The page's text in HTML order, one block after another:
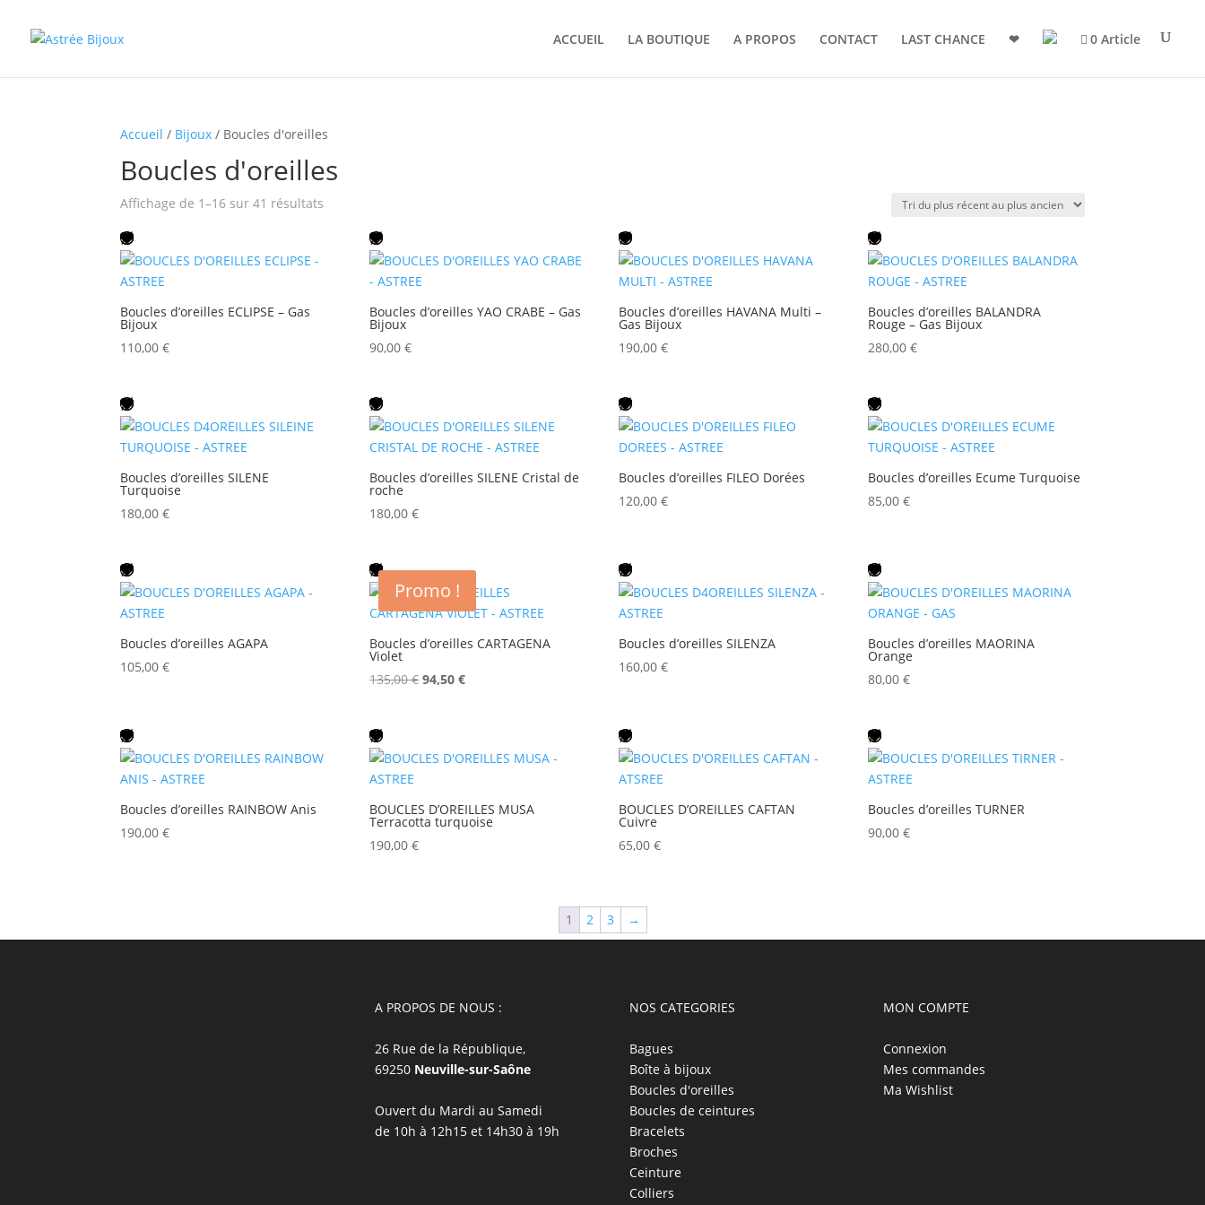
ACCUEIL LA BOUTIQUE A PROPOS CONTACT LAST CHANCE ❤ 0 Article
Accueil / Bijoux / Boucles d'oreilles
Boucles d'oreilles
Affichage de 1–16 sur 41 résultats
Boucles d’oreilles ECLIPSE – Gas
Bijoux
110,00€
Boucles d’oreilles YAO CRABE – Gas
Bijoux
90,00€
Boucles d’oreilles HAVANA Multi –
Gas Bijoux
190,00€
Boucles d’oreilles BALANDRA
Rouge – Gas Bijoux
280,00€
Boucles d’oreilles SILENE
Turquoise
180,00€
Boucles d’oreilles SILENE Cristal de
roche
180,00€
Boucles d’oreilles FILEO Dorées
120,00€
Boucles d’oreilles Ecume Turquoise
85,00€
Boucles d’oreilles AGAPA
105,00€
Promo !
Boucles d’oreilles CARTAGENA
Violet
135,00€Le
135,00 €.
94,50€Le
94,50 €.
Boucles d’oreilles SILENZA
160,00€
Boucles d’oreilles MAORINA
Orange
80,00€
Boucles d’oreilles RAINBOW Anis
190,00€
BOUCLES D’OREILLES MUSA
Terracotta turquoise
190,00€
BOUCLES D’OREILLES CAFTAN
Cuivre
65,00€
Boucles d’oreilles TURNER
90,00€
1 2 3 →
A PROPOS DE NOUS :
26 Rue de la République,
69250 Neuville-sur-Saône
Ouvert du Mardi au Samedi
de 10h à 12h15 et 14h30 à 19h
NOS CATEGORIES
Bagues
Boîte à bijoux
Boucles d'oreilles
Boucles de ceintures
Bracelets
Broches
Ceinture
Colliers
MON COMPTE
Connexion
Mes commandes
Ma Wishlist